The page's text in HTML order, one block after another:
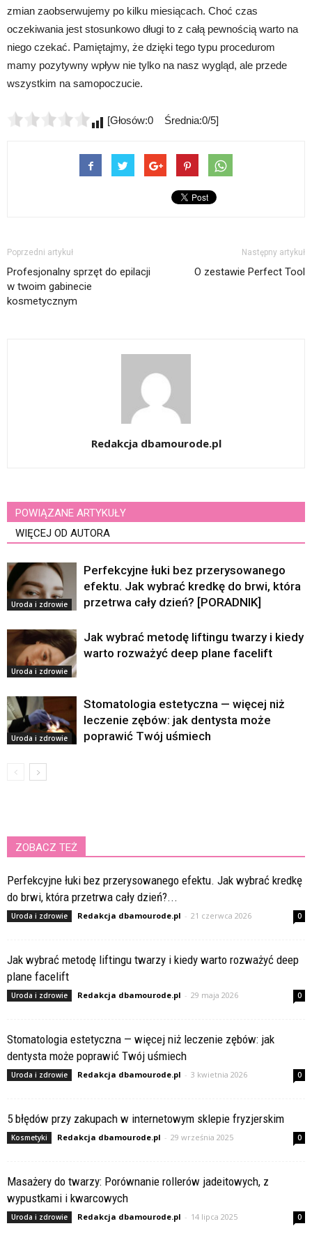
zmian zaobserwujemy po kilku miesiącach. Choć czas
oczekiwania jest stosunkowo długi to z całą pewnością warto na
niego czekać. Pamiętajmy, że dzięki tego typu procedurom
mamy pozytywny wpływ nie tylko na nasz wygląd, ale przede
wszystkim na samopoczucie.
[Głosów:0 Średnia:0/5]
Poprzedni artykuł
Profesjonalny sprzęt do epilacji
w twoim gabinecie
kosmetycznym
Następny artykuł
O zestawie Perfect Tool
Redakcja dbamourode.pl
POWIĄZANE ARTYKUŁY
WIĘCEJ OD AUTORA
Uroda i zdrowie
Perfekcyjne łuki bez przerysowanego
efektu. Jak wybrać kredkę do brwi, która
przetrwa cały dzień? [PORADNIK]
Uroda i zdrowie
Jak wybrać metodę liftingu twarzy i kiedy
warto rozważyć deep plane facelift
Uroda i zdrowie
Stomatologia estetyczna — więcej niż
leczenie zębów: jak dentysta może
poprawić Twój uśmiech
ZOBACZ TEŻ
Perfekcyjne łuki bez przerysowanego efektu. Jak wybrać kredkę
do brwi, która przetrwa cały dzień?...
Uroda i zdrowie Redakcja dbamourode.pl - 21 czerwca 2026 0
Jak wybrać metodę liftingu twarzy i kiedy warto rozważyć deep
plane facelift
Uroda i zdrowie Redakcja dbamourode.pl - 29 maja 2026 0
Stomatologia estetyczna — więcej niż leczenie zębów: jak
dentysta może poprawić Twój uśmiech
Uroda i zdrowie Redakcja dbamourode.pl - 3 kwietnia 2026 0
5 błędów przy zakupach w internetowym sklepie fryzjerskim
Kosmetyki Redakcja dbamourode.pl - 29 września 2025 0
Masażery do twarzy: Porównanie rollerów jadeitowych, z
wypustkami i kwarcowych
Uroda i zdrowie Redakcja dbamourode.pl - 14 lipca 2025 0